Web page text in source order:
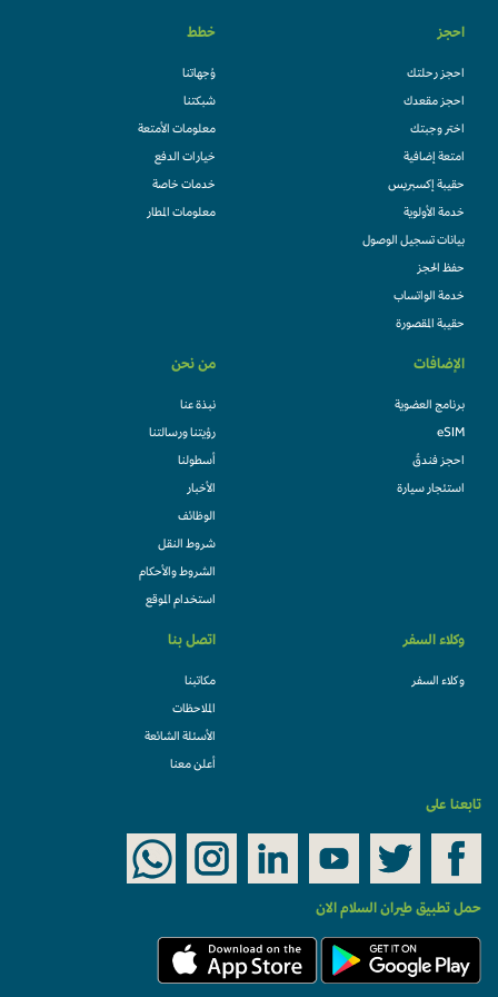
احجز
احجز رحلتك
احجز مقعدك
اختر وجبتك
امتعة إضافية
حقيبة إكسبريس
خدمة الأولوية
بيانات تسجيل الوصول
حفظ الحجز
خدمة الواتساب
حقيبة المقصورة
خطط
وُجهاتنا
شبكتنا
معلومات الأمتعة
خيارات الدفع
خدمات خاصة
معلومات المطار
الإضافات
برنامج العضوية
eSIM
احجز فندقً
استئجار سيارة
من نحن
نبذة عنا
رؤيتنا ورسالتنا
أسطولنا
الأخبار
الوظائف
شروط النقل
الشروط والأحكام
استخدام الموقع
وكلاء السفر
وكلاء السفر
اتصل بنا
مكاتبنا
الملاحظات
الأسئلة الشائعة
أعلن معنا
تابعنا على
حمل تطبيق طيران السلام الان